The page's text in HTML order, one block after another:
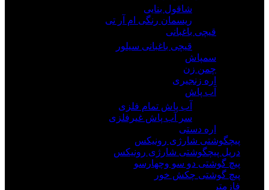
شاقول بنایی
ریسمان رنگی ام آر تی
قیچی باغبانی
قیچی باغبانی سیلور
سمپاش
چمن زن
اره زنجیری
آب پاش
آب پاش تمام فلزی
سر آب پاش غیرفلزی
اره دستی
پیچگوشتی شارژی رونیکس
دریل پیچگوشتی شارژی رونیکس
پیچ گوشتی دو سو وچهارسو
پیچ گوشتی چکش خور
فازمتر